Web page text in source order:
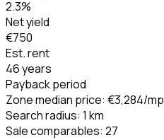
2.3%
Net yield
€750
Est. rent
46 years
Payback period
Zone median price: €3,284/mp
Search radius: 1 km
Sale comparables: 27